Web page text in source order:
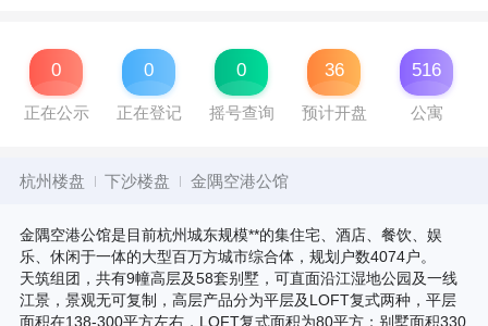
0
正在公示
0
正在登记
0
摇号查询
36
预计开盘
516
公寓
杭州楼盘 下沙楼盘 金隅空港公馆
金隅空港公馆是目前杭州城东规模**的集住宅、酒店、餐饮、娱
乐、休闲于一体的大型百万方城市综合体，规划户数4074户。
天筑组团，共有9幢高层及58套别墅，可直面沿江湿地公园及一线
江景，景观无可复制，高层产品分为平层及LOFT复式两种，平层
面积在138-300平方左右，LOFT复式面积为80平方；别墅面积330